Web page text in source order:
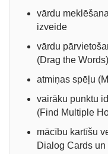
vārdu
izveide
vārdu
(Drag the
atmiņas spēļu
vairāku punktu
(Find Multiple
mācību kartīšu
Dialog Cards